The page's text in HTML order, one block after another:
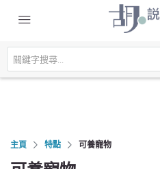
主頁 特點 可養寵物